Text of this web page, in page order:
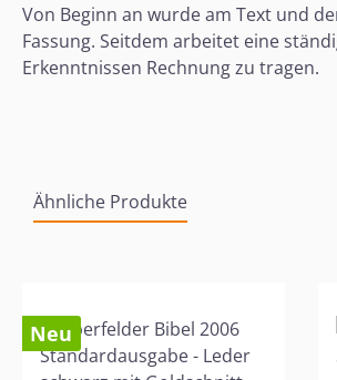
Von Beginn an wurde am Text und
Fassung. Seitdem arbeitet eine
Erkenntnissen Rechnung zu tragen.
Ähnliche Produkte
Neu